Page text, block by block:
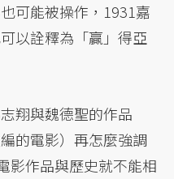
可能被操作，1931嘉
以詮釋為「贏」得亞
翔與魏德聖的作品
的電影）再怎麼強調
影作品與歷史就不能相